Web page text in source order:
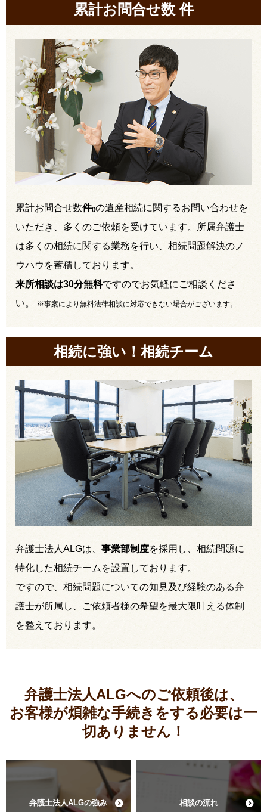
累計お問合せ数件
累計お問合せ数件()の遺産相続に関するお問い合わせを
いただき、多くのご依頼を受けています。所属弁護士
は多くの相続に関する業務を行い、相続問題解決のノ
ウハウを蓄積しております。
来所相談は30分無料ですのでお気軽にご相談くださ
い。
※事案により無料法律相談に対応できない場合がございます。
相続に強い！相続チーム
弁護士法人ALGは、 事業部制度を採用し、相続問題に
特化した相続チームを設置しております。
ですので、相続問題についての知見及び経験のある弁
護士が所属し、ご依頼者様の希望を最大限叶える体制
を整えております。
弁護士法人ALGへのご依頼後は、
お客様が煩雑な手続きをする必要は一
切ありません！
弁護士法人ALGの強み 相談の流れ